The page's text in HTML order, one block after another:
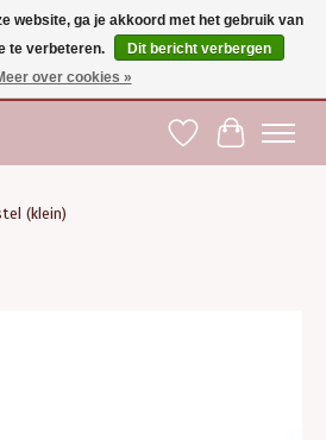
BE - vanaf €100 naar EU | Voor 17:00 besteld is
+32 (0)51 21 27 00 |
Verlanglijst
(klein)
website, ga je akkoord met het gebruik van
te verbeteren.
Dit bericht verbergen
over cookies »